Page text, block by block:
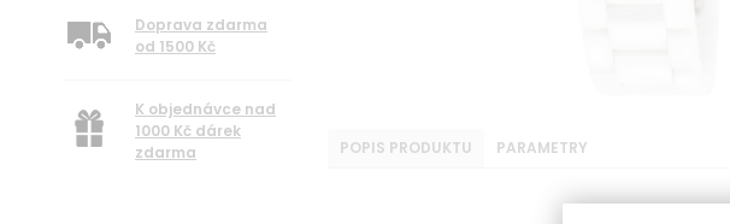
POPIS PRODUKTU PARAMETRY
Doprava zdarma
od 1500 Kč
K objednávce nad
1000 Kč dárek
zdarma